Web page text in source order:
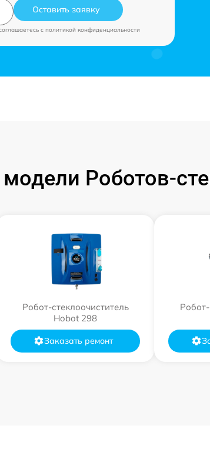
Оставить заявку
c политикой конфиденциальности
Роботов-
Робот-стеклоочиститель
Hobot 298
Заказать ремонт